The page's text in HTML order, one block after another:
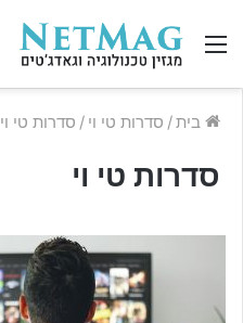
תפריט
בית/ סדרות טי וי / סדרות טי וי
סדרות טי וי